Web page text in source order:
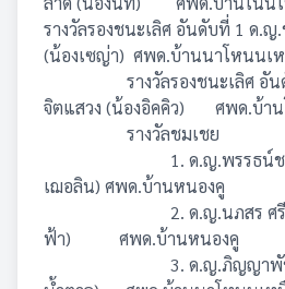
รางวัลรองชนะเลิศ อันดับที่ 1 ด.ญ.
(น้องเซญ่า) ศพด.บ้านนาโหนนเ
รางวัลรองชนะเลิศ อั
จิตแสวง (น้องอิคคิว)
ศพด.บ้า
รางวัลชมเชย
1. ด.ญ.พรรธน์
เฌอลิน) ศพด.บ้านหนองคู
2. ด.ญ.นภสร ศ
ฟ้า)
ศพด.บ้านหนองคู
3. ด.ญ.ภิญญาพั